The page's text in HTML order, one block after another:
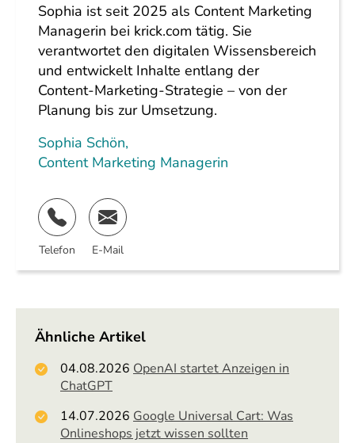
Sophia ist seit 2025 als Content Marketing
Managerin bei krick.com tätig. Sie
verantwortet den digitalen Wissensbereich
und entwickelt Inhalte entlang der
Content-Marketing-Strategie – von der
Planung bis zur Umsetzung.
Sophia Schön,
Content Marketing Managerin
Telefon E-Mail
Ähnliche Artikel
04.08.2026 OpenAI startet Anzeigen in
ChatGPT
14.07.2026 Google Universal Cart: Was
Onlineshops jetzt wissen sollten